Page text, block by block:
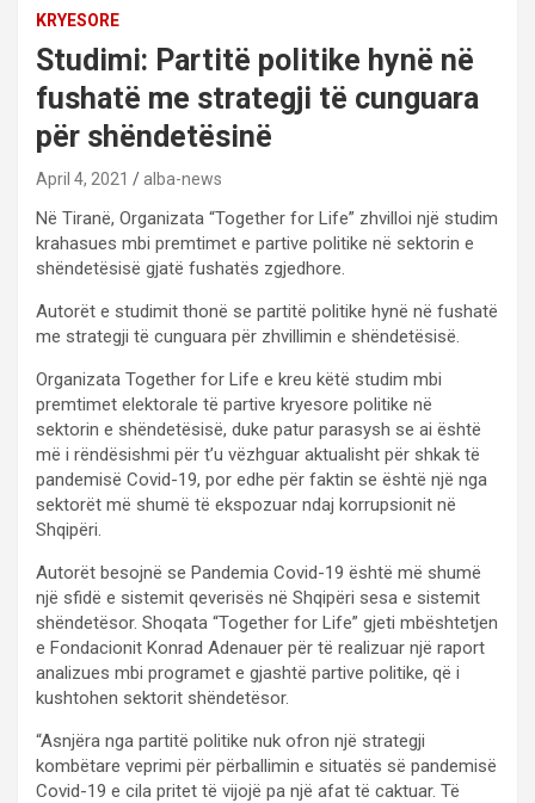
KRYESORE
Studimi: Partitë politike hynë në
fushatë me strategji të cunguara
për shëndetësinë
April 4, 2021 alba-news
Në Tiranë, Organizata “Together for Life” zhvilloi një studim
krahasues mbi premtimet e partive politike në sektorin e
shëndetësisë gjatë fushatës zgjedhore.
Autorët e studimit thonë se partitë politike hynë në fushatë
me strategji të cunguara për zhvillimin e shëndetësisë.
Organizata Together for Life e kreu këtë studim mbi
premtimet elektorale të partive kryesore politike në
sektorin e shëndetësisë, duke patur parasysh se ai është
më i rëndësishmi për t’u vëzhguar aktualisht për shkak të
pandemisë Covid-19, por edhe për faktin se është një nga
sektorët më shumë të ekspozuar ndaj korrupsionit në
Shqipëri.
Autorët besojnë se Pandemia Covid-19 është më shumë
një sfidë e sistemit qeverisës në Shqipëri sesa e sistemit
shëndetësor. Shoqata “Together for Life” gjeti mbështetjen
e Fondacionit Konrad Adenauer për të realizuar një raport
analizues mbi programet e gjashtë partive politike, që i
kushtohen sektorit shëndetësor.
“Asnjëra nga partitë politike nuk ofron një strategji
kombëtare veprimi për përballimin e situatës së pandemisë
Covid-19 e cila pritet të vijojë pa një afat të caktuar. Të